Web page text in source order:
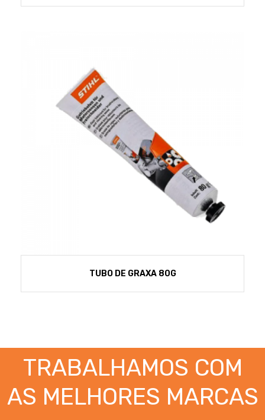
TUBO DE GRAXA 80G
TRABALHAMOS COM
AS MELHORES MARCAS